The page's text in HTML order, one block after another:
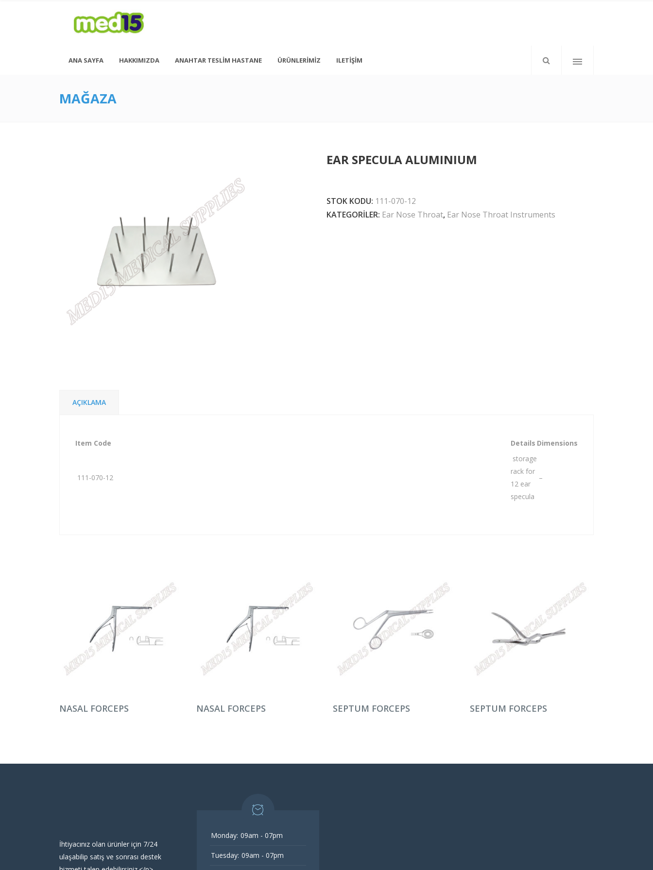
Pazartesi - Cuma 08:00 - 18:00
<div class=”mkd-elements-top-right”>
<h6 style= “font-size: 13px; font-weight: 600; text-transform: none; line-height: 12px; margin-top: 10px; margin-bottom: 1px;”>Follow Us</h6>
</div>
ANA SAYFA HAKKIMIZDA ANAHTAR TESLIM HASTANE ÜRÜNLERIMIZ ILETIŞIM
MAĞAZA
EAR SPECULA ALUMINIUM
STOK KODU: 111-070-12
KATEGORILER: Ear Nose Throat, Ear Nose Throat Instruments
AÇIKLAMA
Item Code Details Dimensions
111-070-12
storage
rack for
12 ear
specula
–
DEVAMINI OKU
NASAL FORCEPS DEVAMINI OKU
NASAL FORCEPS DEVAMINI OKU
SEPTUM FORCEPS DEVAMINI OKU
SEPTUM FORCEPS
İhtiyacınız olan ürünler için 7/24
ulaşabilip satış ve sonrası destek
Monday: 09am - 07pm
Tuesday: 09am - 07pm